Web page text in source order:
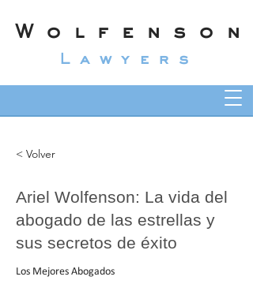
Wolfenson
Lawyers
< Volver
Ariel Wolfenson: La vida del
abogado de las estrellas y
sus secretos de éxito
Los Mejores Abogados